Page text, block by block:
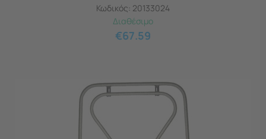
Κωδικός: 20133024
Διαθέσιμο
€67.59